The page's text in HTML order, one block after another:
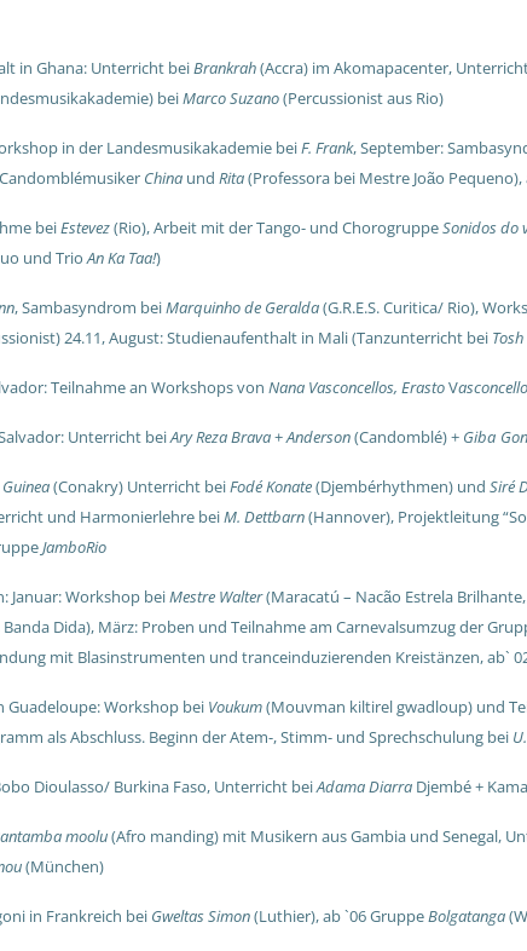
in Ghana: Unterricht beiBrankrah(Accra) im Akomapacenter,
beiMarco Suzano(Percussionist aus Rio)
in der Landesmusikakademie beiF. Frank,September:
China und Rita(Professora bei Mestre João
beiEstevez(Rio),Arbeit mit der Tango- und ChorogruppeSonidos do
und TrioAn Ka Taa!)
, Sambasyndrom beiMarquinho de Geralda(G.R.E.S. Curitica/ Rio),
24.11,August: Studienaufenthalt in Mali (Tanzunterricht bei Tosh
Teilnahme an Workshops von Nana Vasconcellos, ErastoV
Unterricht beiAry Reza Brava+Anderson(Candomblé) + Giba
Guinea(Conakry) Unterricht beiFodé Konate(Djembérhythmen) und Siré
und Harmonierlehre beiM. Dettbarn(Hannover), Projektleitung
JamboRio
Januar: Workshop beiMestre Walter(Maracatú – Nacão Estrela
Dida), März: Proben und Teilnahme am Carnevalsumzug der
mit Blasinstrumenten und tranceinduzierenden Kreistänzen, ab`
Workshop bei Voukum(Mouvman kiltirel gwadloup) und
als Abschluss. Beginn der Atem-, Stimm- und Sprechschulung bei
Dioulasso/ Burkina Faso, Unterricht beiAdama Diarra Djembé +
moolu(Afro manding) mit Musikern aus Gambia und Senegal,
(München)
in Frankreich bei Gweltas Simon(Luthier),ab `06 GruppeBolgatanga